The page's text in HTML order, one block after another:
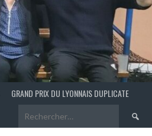
GRAND PRIX DU LYONNAIS DUPLICATE